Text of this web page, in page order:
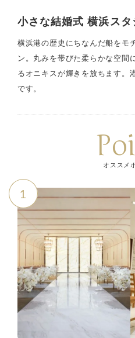
小さな結婚式 横浜スタ
横浜港の歴史にちなんだ船をモ
ン。丸みを帯びた柔らかな空間
るオニキスが輝きを放ちます。
です。
オススメ
1